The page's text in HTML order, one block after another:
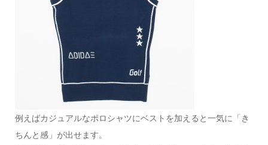
例えばカジュアルなポロシャツにベストを加えると一気に「き
ちんと感」が出せます。